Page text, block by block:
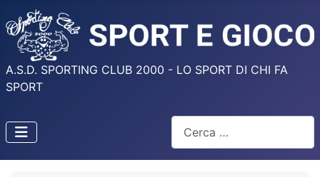
A.S.D. SPORTING CLUB 2000 - LO SPORT DI CHI FA
SPORT